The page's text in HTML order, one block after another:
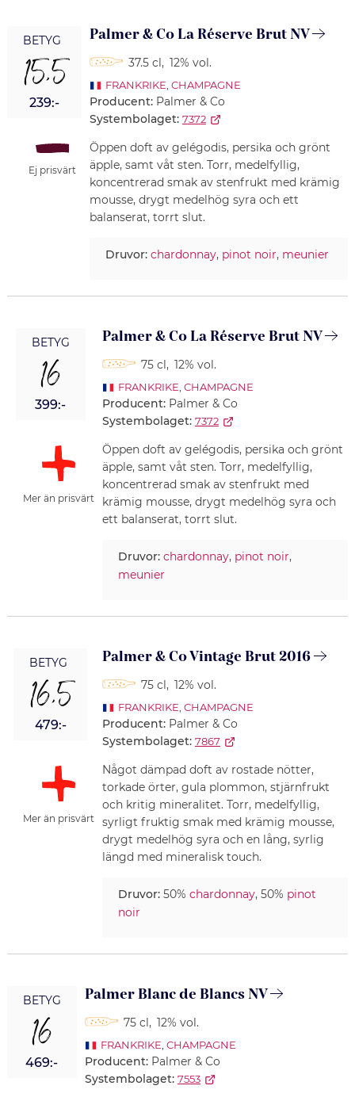
BETYG
15,5
239:-
Ej prisvärt
Palmer & Co La Réserve Brut NV
37.5 cl, 12% vol.
FRANKRIKE CHAMPAGNE
Producent: Palmer & Co
Systembolaget: 7372
Öppen doft av gelégodis, persika och grönt
äpple, samt våt sten. Torr, medelfyllig,
koncentrerad smak av stenfrukt med krämig
mousse, drygt medelhög syra och ett
balanserat, torrt slut.
Druvor: chardonnay, pinot noir, meunier
BETYG
16
399:-
Mer än prisvärt
Palmer & Co La Réserve Brut NV
75 cl, 12% vol.
FRANKRIKE CHAMPAGNE
Producent: Palmer & Co
Systembolaget: 7372
Öppen doft av gelégodis, persika och grönt
äpple, samt våt sten. Torr, medelfyllig,
koncentrerad smak av stenfrukt med
krämig mousse, drygt medelhög syra och
ett balanserat, torrt slut.
Druvor: chardonnay, pinot noir,
meunier
BETYG
16,5
479:-
Mer än prisvärt
Palmer & Co Vintage Brut 2016
75 cl, 12% vol.
FRANKRIKE CHAMPAGNE
Producent: Palmer & Co
Systembolaget: 7867
Något dämpad doft av rostade nötter,
torkade örter, gula plommon, stjärnfrukt
och kritig mineralitet. Torr, medelfyllig,
syrligt fruktig smak med krämig mousse,
drygt medelhög syra och en lång, syrlig
längd med mineralisk touch.
Druvor:50% chardonnay, 50% pinot
noir
BETYG
16
469:-
Palmer Blanc de Blancs NV
75 cl, 12% vol.
FRANKRIKE CHAMPAGNE
Producent: Palmer & Co
Systembolaget: 7553